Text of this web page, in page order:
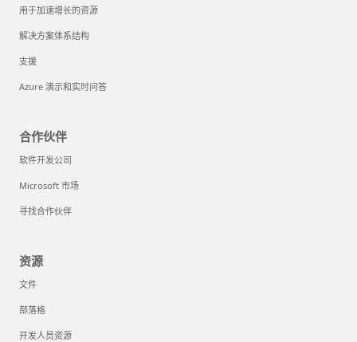
用于加速增长的资源
解决方案体系结构
支援
Azure 演示和实时问答
合作伙伴
软件开发公司
Microsoft 市场
寻找合作伙伴
资源
文件
部落格
开发人员资源